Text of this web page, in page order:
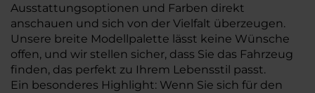
Ausstattungsoptionen und Farben direkt
anschauen und sich von der Vielfalt überzeugen.
Unsere breite Modellpalette lässt keine Wünsche
offen, und wir stellen sicher, dass Sie das Fahrzeug
finden, das perfekt zu Ihrem Lebensstil passt.
Ein besonderes Highlight: Wenn Sie sich für den